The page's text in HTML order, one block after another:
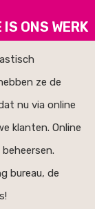
ONS WERK
ze de
nu via online
klanten. Online
bureau, de